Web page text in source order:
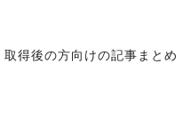
得後の方向けの記事まとめ